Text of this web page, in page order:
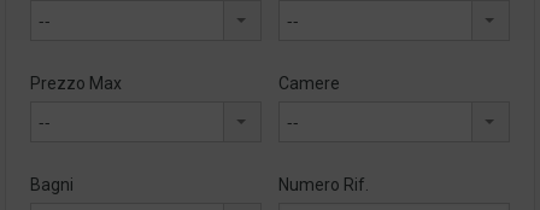
-- --
Prezzo Max
--
Camere
--
Bagni Numero Rif.